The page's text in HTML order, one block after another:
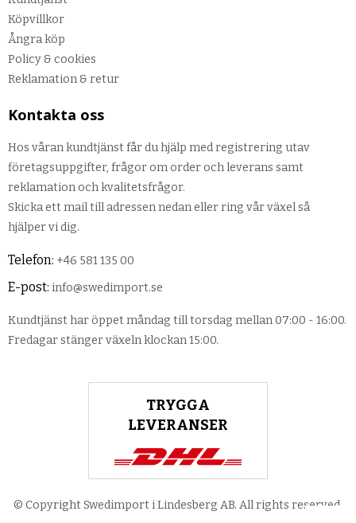
Köpvillkor
Ångra köp
Policy & cookies
Reklamation & retur
Kontakta oss
Hos våran kundtjänst får du hjälp med registrering utav
företagsuppgifter, frågor om order och leverans samt
reklamation och kvalitetsfrågor.
Skicka ett mail till adressen nedan eller ring vår växel så
hjälper vi dig.
Telefon: +46 581 135 00
E-post: info@swedimport.se
Kundtjänst har öppet måndag till torsdag mellan 07:00 - 16:00.
Fredagar stänger växeln klockan 15:00.
TRYGGA
LEVERANSER
© Copyright Swedimport i Lindesberg AB. All rights reserved.